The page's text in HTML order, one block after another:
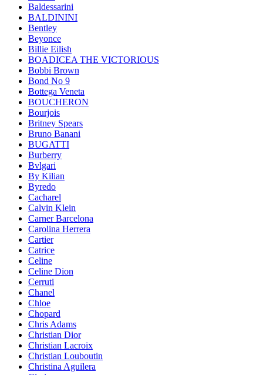
Baldessarini
BALDININI
Bentley
Beyonce
Billie Eilish
BOADICEA THE VICTORIOUS
Bobbi Brown
Bond No 9
Bottega Veneta
BOUCHERON
Bourjois
Britney Spears
Bruno Banani
BUGATTI
Burberry
Bvlgari
By Kilian
Byredo
Cacharel
Calvin Klein
Carner Barcelona
Carolina Herrera
Cartier
Catrice
Celine
Celine Dion
Cerruti
Chanel
Chloe
Chopard
Chris Adams
Christian Dior
Christian Lacroix
Christian Louboutin
Christina Aguilera